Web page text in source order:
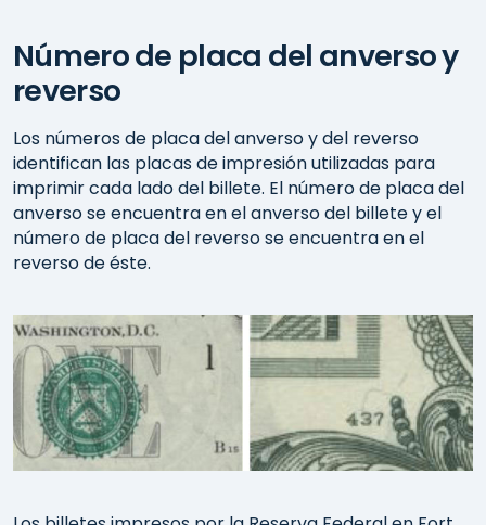
Número de placa del anverso y
reverso
Los números de placa del anverso y del reverso
identifican las placas de impresión utilizadas para
imprimir cada lado del billete. El número de placa del
anverso se encuentra en el anverso del billete y el
número de placa del reverso se encuentra en el
reverso de éste.